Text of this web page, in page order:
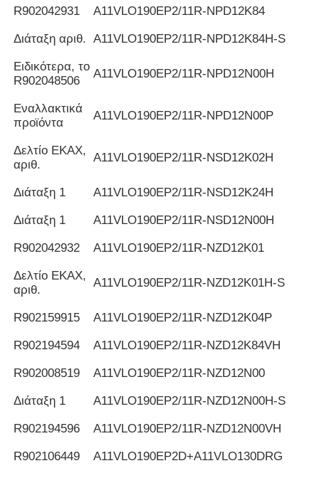
R902042931 Α11VLO190EP2/11R-NPD12K84
Διάταξη αριθ. Α11VLO190EP2/11R-NPD12K84H-S
Ειδικότερα, το
R902048506
Α11VLO190EP2/11R-NPD12N00H
Εναλλακτικά
προϊόντα
Α11VLO190EP2/11R-NPD12N00P
Δελτίο ΕΚΑΧ,
αριθ.
Α11VLO190EP2/11R-NSD12K02H
Διάταξη 1 Α11VLO190EP2/11R-NSD12K24H
Διάταξη 1 Α11VLO190EP2/11R-NSD12N00H
R902042932 Α11VLO190EP2/11R-NZD12K01
Δελτίο ΕΚΑΧ,
αριθ.
Α11VLO190EP2/11R-NZD12K01H-S
R902159915 Α11VLO190EP2/11R-NZD12K04P
R902194594 Α11VLO190EP2/11R-NZD12K84VH
R902008519 Α11VLO190EP2/11R-NZD12N00
Διάταξη 1 Α11VLO190EP2/11R-NZD12N00H-S
R902194596 Α11VLO190EP2/11R-NZD12N00VH
R902106449 Α11VLO190EP2D+A11VLO130DRG